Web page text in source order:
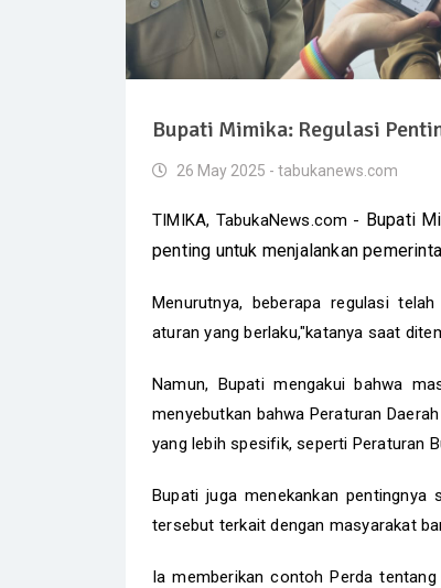
Bupati Mimika: Regulasi
26 May 2025 - tabukanews.com
TIMIKA, TabukaNews.com - Bupati
penting untuk menjalankan
Menurutnya, beberapa regulasi
aturan yang berlaku,"katanya saat
Namun, Bupati mengakui bahwa
menyebutkan bahwa Peraturan
yang lebih spesifik, seperti Peraturan
Bupati juga menekankan
tersebut terkait dengan masyarakat
Ia memberikan contoh Perda